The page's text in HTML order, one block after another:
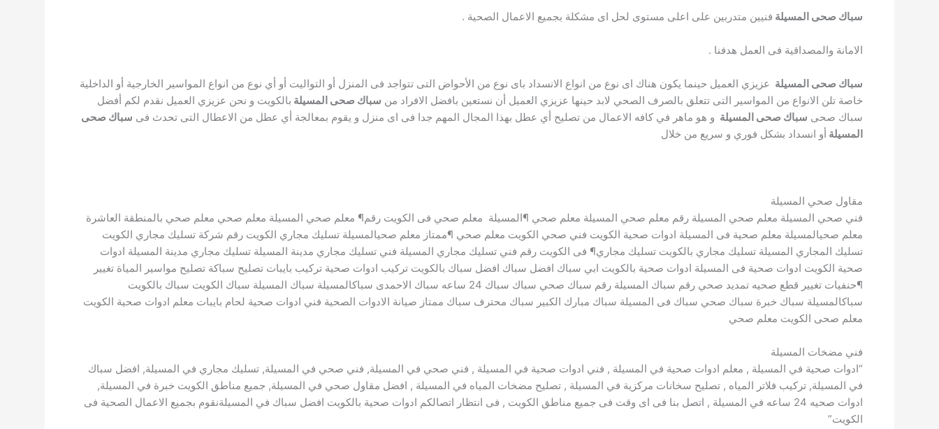
سباك صحى المسيلة فنيين متدربين على اعلى مستوى لحل اى مشكلة بجميع الاعمال الصحية .
الامانة والمصداقية فى العمل هدفنا .
سباك صحى المسيلة عزيزي العميل حينما يكون هناك اى نوع من انواع الانسداد باى نوع من الأحواض التى تتواجد فى المنزل أو التواليت أو أي نوع من انواع المواسير الخارجية أو الداخلية
خاصة تلن الانواع من المواسير التى تتعلق بالصرف الصحي لابد حينها عزيزي العميل أن نستعين بافضل الافراد من سباك صحى المسيلة بالكويت و نحن عزيزي العميل نقدم لكم أفضل
سباك صحى سباك صحى المسيلة و هو ماهر في كافه الاعمال من تصليح أي عطل بهذا المجال المهم جدا فى اى منزل و يقوم بمعالجة أي عطل من الاعطال التى تحدث فى سباك صحى
المسيلة أو انسداد بشكل فوري و سريع من خلال
مقاول صحي المسيلة
فني صحي المسيلة معلم صحي المسيلة رقم معلم صحي المسيلة معلم صحي ¶المسيلة معلم صحي فى الكويت رقم¶ معلم صحي المسيلة معلم صحي معلم صحي بالمنطقة العاشرة
معلم صحيالمسيلة معلم صحية فى المسيلة ادوات صحية الكويت فني صحي الكويت معلم صحي ¶ممتاز معلم صحيالمسيلة تسليك مجاري الكويت رقم شركة تسليك مجاري الكويت
تسليك المجاري المسيلة تسليك مجاري بالكويت تسليك مجاري¶ فى الكويت رقم فني تسليك مجاري المسيلة فني تسليك مجاري مدينة المسيلة تسليك مجاري مدينة المسيلة ادوات
صحية الكويت ادوات صحية فى المسيلة ادوات صحية بالكويت ابي سباك افضل سباك افضل سباك بالكويت تركيب ادوات صحية تركيب بايبات تصليح سباكة تصليح مواسير المياة تغيير
¶حنفيات تغيير قطع صحيه تمديد صحي رقم سباك المسيلة رقم سباك صحي سباك سباك 24 ساعه سباك اﻻحمدى سباكالمسيلة سباك المسيلة سباك الكويت سباك بالكويت
سباكالمسيلة سباك خبرة سباك صحي سباك فى المسيلة سباك مبارك الكبير سباك محترف سباك ممتاز صيانة اﻻدوات الصحية فني ادوات صحية لحام بايبات معلم ادوات صحية الكويت
معلم صحى الكويت معلم صحي
فني مضخات المسيلة
“ادوات صحية في المسيلة , معلم ادوات صحية في المسيلة , فني ادوات صحية في المسيلة , فني صحي في المسيلة, فني صحي في المسيلة, تسليك مجاري في المسيلة, افضل سباك
في المسيلة, تركيب فلاتر المياه , تصليح سخانات مركزية في المسيلة , تصليح مضخات المياه في المسيلة , افضل مقاول صحي في المسيلة, جميع مناطق الكويت خبرة في المسيلة,
ادوات صحيه 24 ساعه في المسيلة , اتصل بنا فى اى وقت فى جميع مناطق الكويت , فى انتظار اتصالكم ادوات صحية بالكويت افضل سباك في المسيلةنقوم بجميع الاعمال الصحية فى
الكويت”